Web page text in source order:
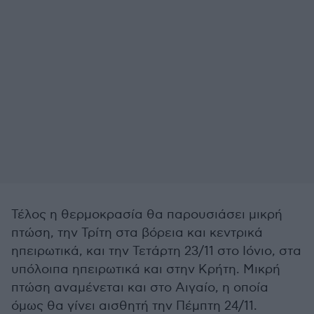
Τέλος η θερμοκρασία θα παρουσιάσει μικρή
πτώση, την Τρίτη στα βόρεια και κεντρικά
ηπειρωτικά, και την Τετάρτη 23/11 στο Ιόνιο, στα
υπόλοιπα ηπειρωτικά και στην Κρήτη. Μικρή
πτώση αναμένεται και στο Αιγαίο, η οποία
όμως θα γίνει αισθητή την Πέμπτη 24/11.